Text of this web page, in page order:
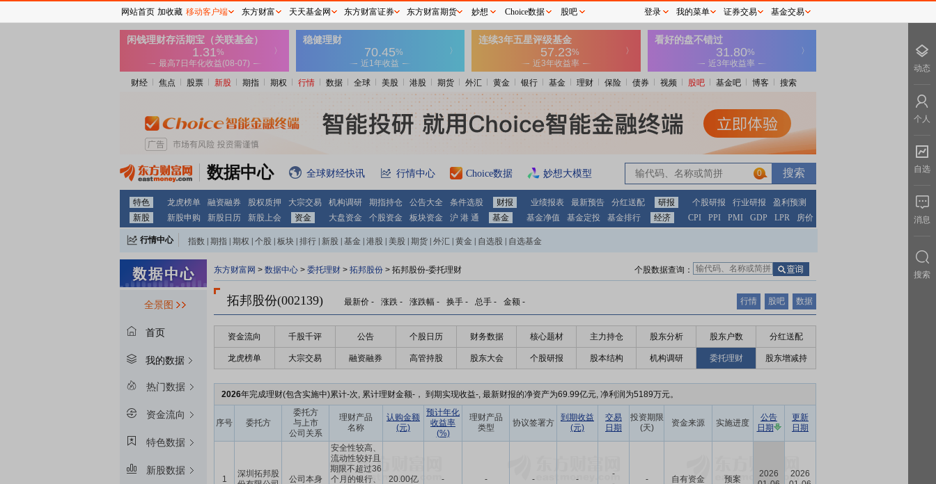
财经 焦点 股票 新股 期指 期权 行情 数据 全球 美股 港股 期货 外汇 黄金 银行 基金 理财 保险 债券 视频 股吧 基金吧 博客 搜索
数据中心 全球财经快讯 行情中心 Choice数据 妙想大模型 0
特色 龙虎榜单 融资融券 股权质押 大宗交易 机构调研 期指持仓 公告大全 条件选股 财报 业绩报表 最新预告 分红送配 研报 个股研报 行业研报
盈利预测
新股
新股申购 新股日历 新股上会 资金 大盘资金 个股资金 板块资金 沪 港 通 基金 基金净值 基金定投 基金排行 经济 CPI PPI PMI GDP LPR 房价
行情中心 指数 期指 期权 个股 板块 排行 新股 基金 港股 美股 期货 外汇 黄金 自选股 自选基金
全景图
首页
我的数据
热门数据
资金流向
特色数据
新股数据
东方财富网 > 数据中心 > 委托理财 > 拓邦股份 > 拓邦股份-委托理财 个股数据查询：
拓邦股份(002139) 最新价 - 涨跌 - 涨跌幅 - 换手 - 总手 - 金额 - 行情 股吧 数据
资金流向 千股千评 公告 个股日历 财务数据 核心题材 主力持仓 股东分析 股东户数 分红送配
龙虎榜单 大宗交易 融资融券 高管持股 股东大会 个股研报 股本结构 机构调研 委托理财 股东增减持
2026年完成理财(包含实施中)累计-次, 累计理财金额-， 到期实现收益-, 最新财报的净资产为69.99亿元, 净利润为5189万元。
序号 委托方
委托方
与上市
公司关系
理财产品
名称
认购金额
(元)
预计年化
收益率
(%)
理财产品
类型
协议签署方
到期收益
(元)
交易
日期
投资期限
(天)
资金来源 实施进度
公告
日期
更新
日期
1
深圳拓邦股
公司本身
安全性较高、
流动性较好且
期限不超过36
个月的银行、
20.00亿 - - - -
-
- 自有资金 预案
2026
2026
网站首页 加收藏 移动客户端 东方财富 天天基金网 东方财富证券 东方财富期货 妙想 Choice数据 股吧 登录 我的菜单 证券交易 基金交易
动态
个人
自选
消息
搜索